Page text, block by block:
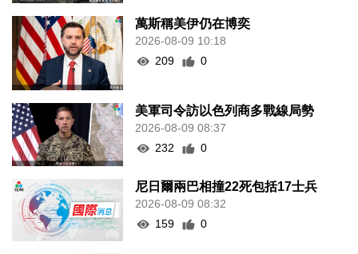
萬斯稱美伊仍在博奕
2026-08-09 10:18
209
0
美軍司令訪以色列商多戰線局勢
2026-08-09 08:37
232
0
尼日爾兩巴相撞22死包括17士兵
2026-08-09 08:32
159
0